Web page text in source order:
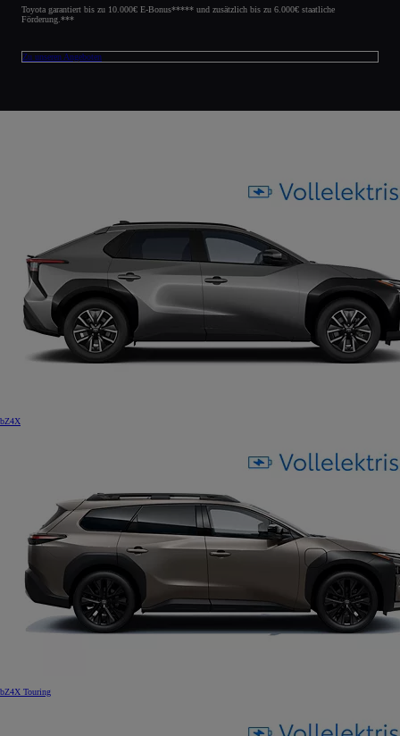
Toyota garantiert bis zu 10.000€ E-Bonus***** und zusätzlich bis zu 6.000€ staatliche
Förderung.***
Zu unseren Angeboten
bZ4X
bZ4X Touring